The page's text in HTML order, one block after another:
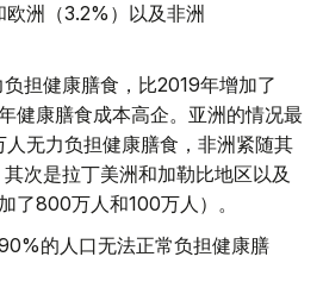
洲（3.2%）以及非洲
担健康膳食，比2019年增加了
健康膳食成本高企。亚洲的情况最
无力负担健康膳食，非洲紧随其
次是拉丁美洲和加勒比地区以及
了800万人和100万人）。
的人口无法正常负担健康膳